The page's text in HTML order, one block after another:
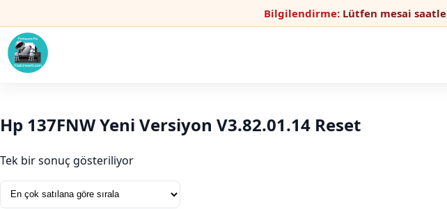
Bilgilendirme:Lütfen mesai
Hp 137FNW Yeni Versiyon V3.82.01.14 Reset
Tek bir sonuç gösteriliyor